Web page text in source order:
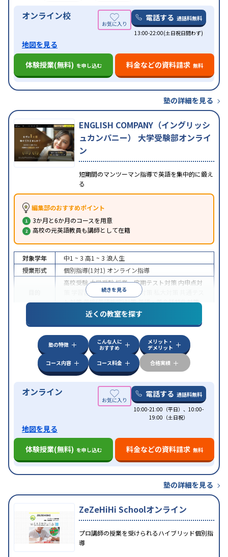
オンライン校 電話する 通話料無料
13:00-22:00(土日祝日問わず)
地図を見る
体験授業(無料) を申し込む 料金などの資料請求 無料
塾の詳細を見る
ENGLISH COMPANY（イングリッシ
ュカンパニー） 大学受験部オンライ
ン
短期間のマンツーマン指導で英語を集中的に鍛え
る
編集部のおすすめポイント
3か月と6か月のコースを用意
高校の元英語教員も講師として在籍
続きを見る
対象学年 中1 ~ 3 高1 ~ 3 浪人生
授業形式
個別指導(1対1) オンライン指導
高校受験大学受験授業・定期テスト対策 内申点対
学習習慣の定着国公立大対策
ト対策英検(英語検定)対策英語・英会話特化対策
特徴
中高一貫校生に対応授業の振替可能
学習にPC・タブレットを利用オンライン対応1
科目から受講可能
近くの教室を探す
塾の特徴
こんな人に
おすすめ
メリット・
デメリット
コース内容
コース料金 合格実績
オンライン 電話する 通話料無料
10:00-21:00（平日）、10:00-
19:00（土日祝）
地図を見る
体験授業(無料) を申し込む 料金などの資料請求 無料
塾の詳細を見る
ZeZeHiHi Schoolオンライン
プロ講師の授業を受けられるハイブリッド個別指
導